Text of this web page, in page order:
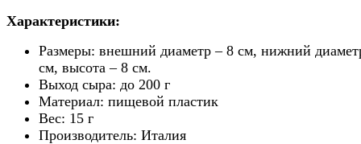
Характеристики:
Размеры: внешний диаметр – 8 см, нижний
см, высота – 8 см.
Выход сыра: до 200 г
Материал: пищевой пластик
Вес: 15 г
Производитель: Италия